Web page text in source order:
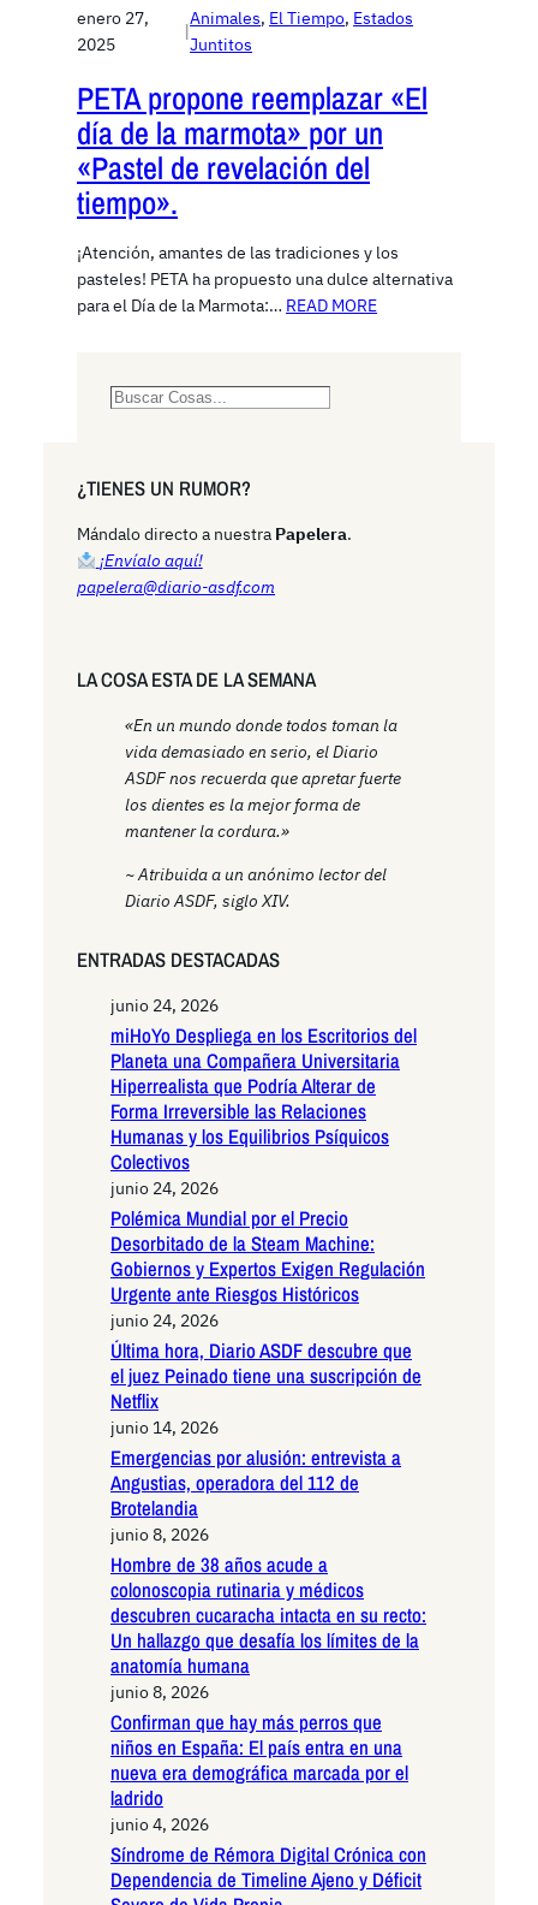
enero 27,
2025
|
Animales, El Tiempo, Estados
Juntitos
PETA propone reemplazar «El
día de la marmota» por un
«Pastel de revelación del
tiempo».
¡Atención, amantes de las tradiciones y los
pasteles! PETA ha propuesto una dulce alternativa
para el Día de la Marmota:… READ MORE
S
r
h
¿TIENES UN RUMOR?
Mándalo directo a nuestra Papelera.
¡Envíalo aquí!
papelera@diario-asdf.com
LA COSA ESTA DE LA SEMANA
«En un mundo donde todos toman la
vida demasiado en serio, el Diario
ASDF nos recuerda que apretar fuerte
los dientes es la mejor forma de
mantener la cordura.»
~ Atribuida a un anónimo lector del
Diario ASDF, siglo XIV.
ENTRADAS DESTACADAS
junio 24, 2026
miHoYo Despliega en los Escritorios del
Planeta una Compañera Universitaria
Hiperrealista que Podría Alterar de
Forma Irreversible las Relaciones
Humanas y los Equilibrios Psíquicos
Colectivos
junio 24, 2026
Polémica Mundial por el Precio
Desorbitado de la Steam Machine:
Gobiernos y Expertos Exigen Regulación
Urgente ante Riesgos Históricos
junio 24, 2026
Última hora, Diario ASDF descubre que
el juez Peinado tiene una suscripción de
Netflix
junio 14, 2026
Emergencias por alusión: entrevista a
Angustias, operadora del 112 de
Brotelandia
junio 8, 2026
Hombre de 38 años acude a
colonoscopia rutinaria y médicos
descubren cucaracha intacta en su recto:
Un hallazgo que desafía los límites de la
anatomía humana
junio 8, 2026
Confirman que hay más perros que
niños en España: El país entra en una
nueva era demográfica marcada por el
ladrido
junio 4, 2026
Síndrome de Rémora Digital Crónica con
Dependencia de Timeline Ajeno y Déficit